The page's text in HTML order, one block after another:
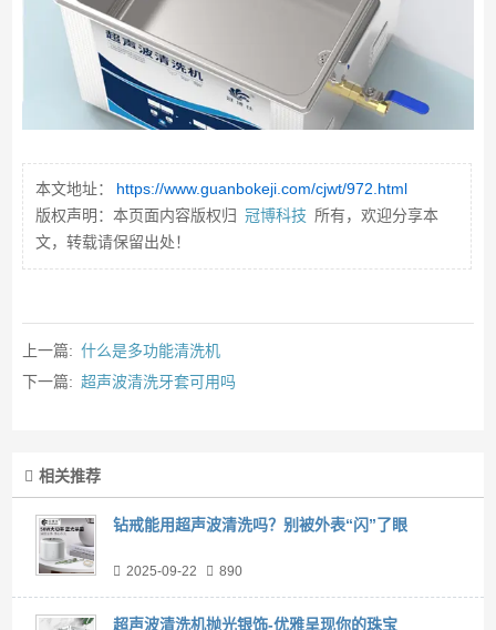
本文地址：
https://www.guanbokeji.com/cjwt/972.html
版权声明：本页面内容版权归 冠博科技 所有，欢迎分享本
文，转载请保留出处！
上一篇: 什么是多功能清洗机
下一篇: 超声波清洗牙套可用吗
相关推荐
钻戒能用超声波清洗吗？别被外表“闪”了眼
2025-09-22 890
超声波清洗机抛光银饰-优雅呈现你的珠宝